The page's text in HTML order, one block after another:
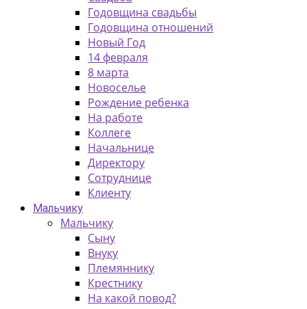
Годовщина свадьбы
Годовщина отношений
Новый Год
14 февраля
8 марта
Новоселье
Рождение ребенка
На работе
Коллеге
Начальнице
Директору
Сотруднице
Клиенту
Мальчику
Мальчику
Сыну
Внуку
Племяннику
Крестнику
На какой повод?